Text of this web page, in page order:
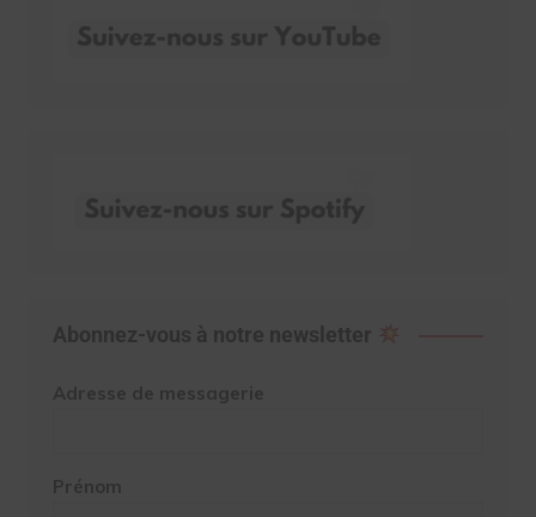
Abonnez-vous à notre newsletter
Adresse de messagerie
Prénom